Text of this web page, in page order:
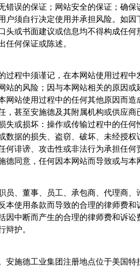
错误的保证；网站安全的保证；确
须自行决定使用并承担风险。如
或书面建议或信息均不得构成任
何保证或陈述。
程中须谨记，在本网站使用过程
站的风险；因与本网站相关的原因
网站使用过程中的任何其他原因而
，甚至安施德及其附属机构或供应
或损坏：操作或传输过程中的任
数据的损失、盗窃、破坏、未经授
何诽谤、攻击性或非法行为承担任
同意，任何因本网站而导致或与
员、董事、员工、承包商、代理商
使用条款而导致的合理的律师费
中断而产生的合理的律师费和诉
护。
安施德工业集团注册地点位于美国